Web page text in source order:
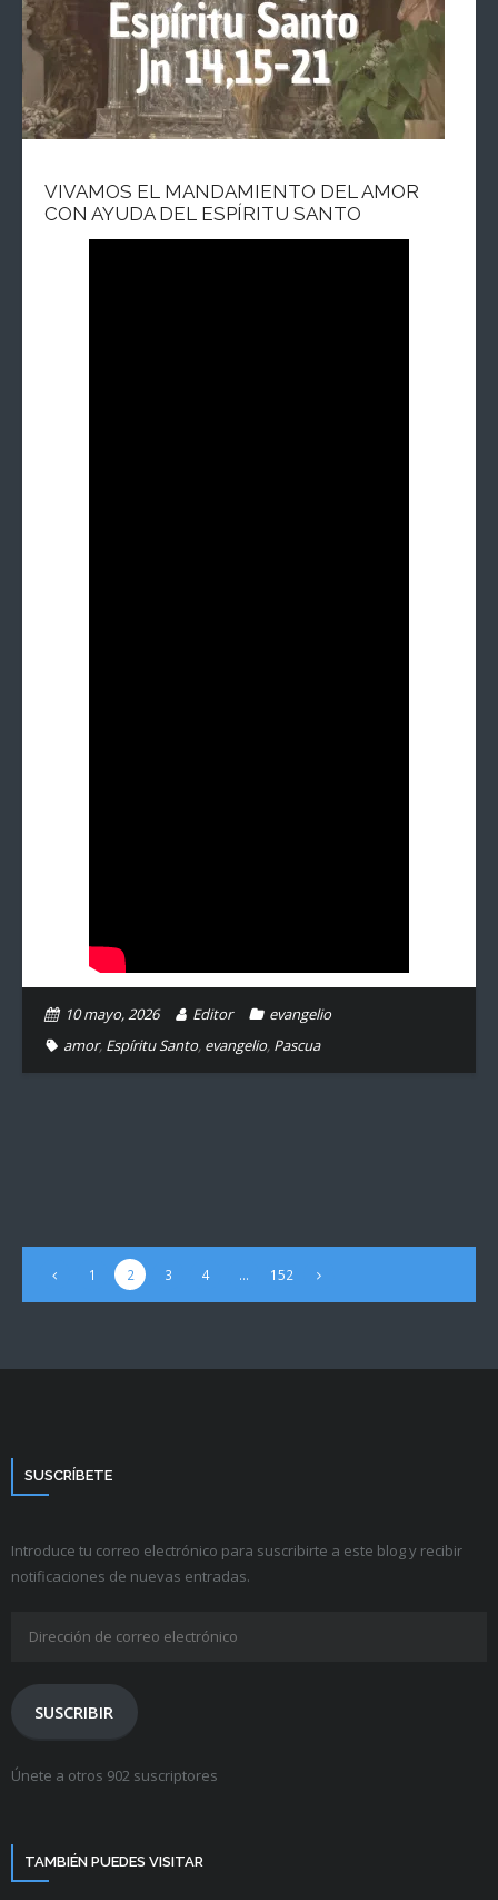
VIVAMOS EL MANDAMIENTO DEL AMOR
CON AYUDA DEL ESPÍRITU SANTO
10 mayo, 2026 Editor
evangelio
amor, Espíritu Santo, evangelio, Pascua
1 2 3 4 … 152
SUSCRÍBETE
Introduce tu correo electrónico para suscribirte a este blog y recibir
notificaciones de nuevas entradas.
electrónico
SUSCRIBIR
Únete a otros 902 suscriptores
TAMBIÉN PUEDES VISITAR